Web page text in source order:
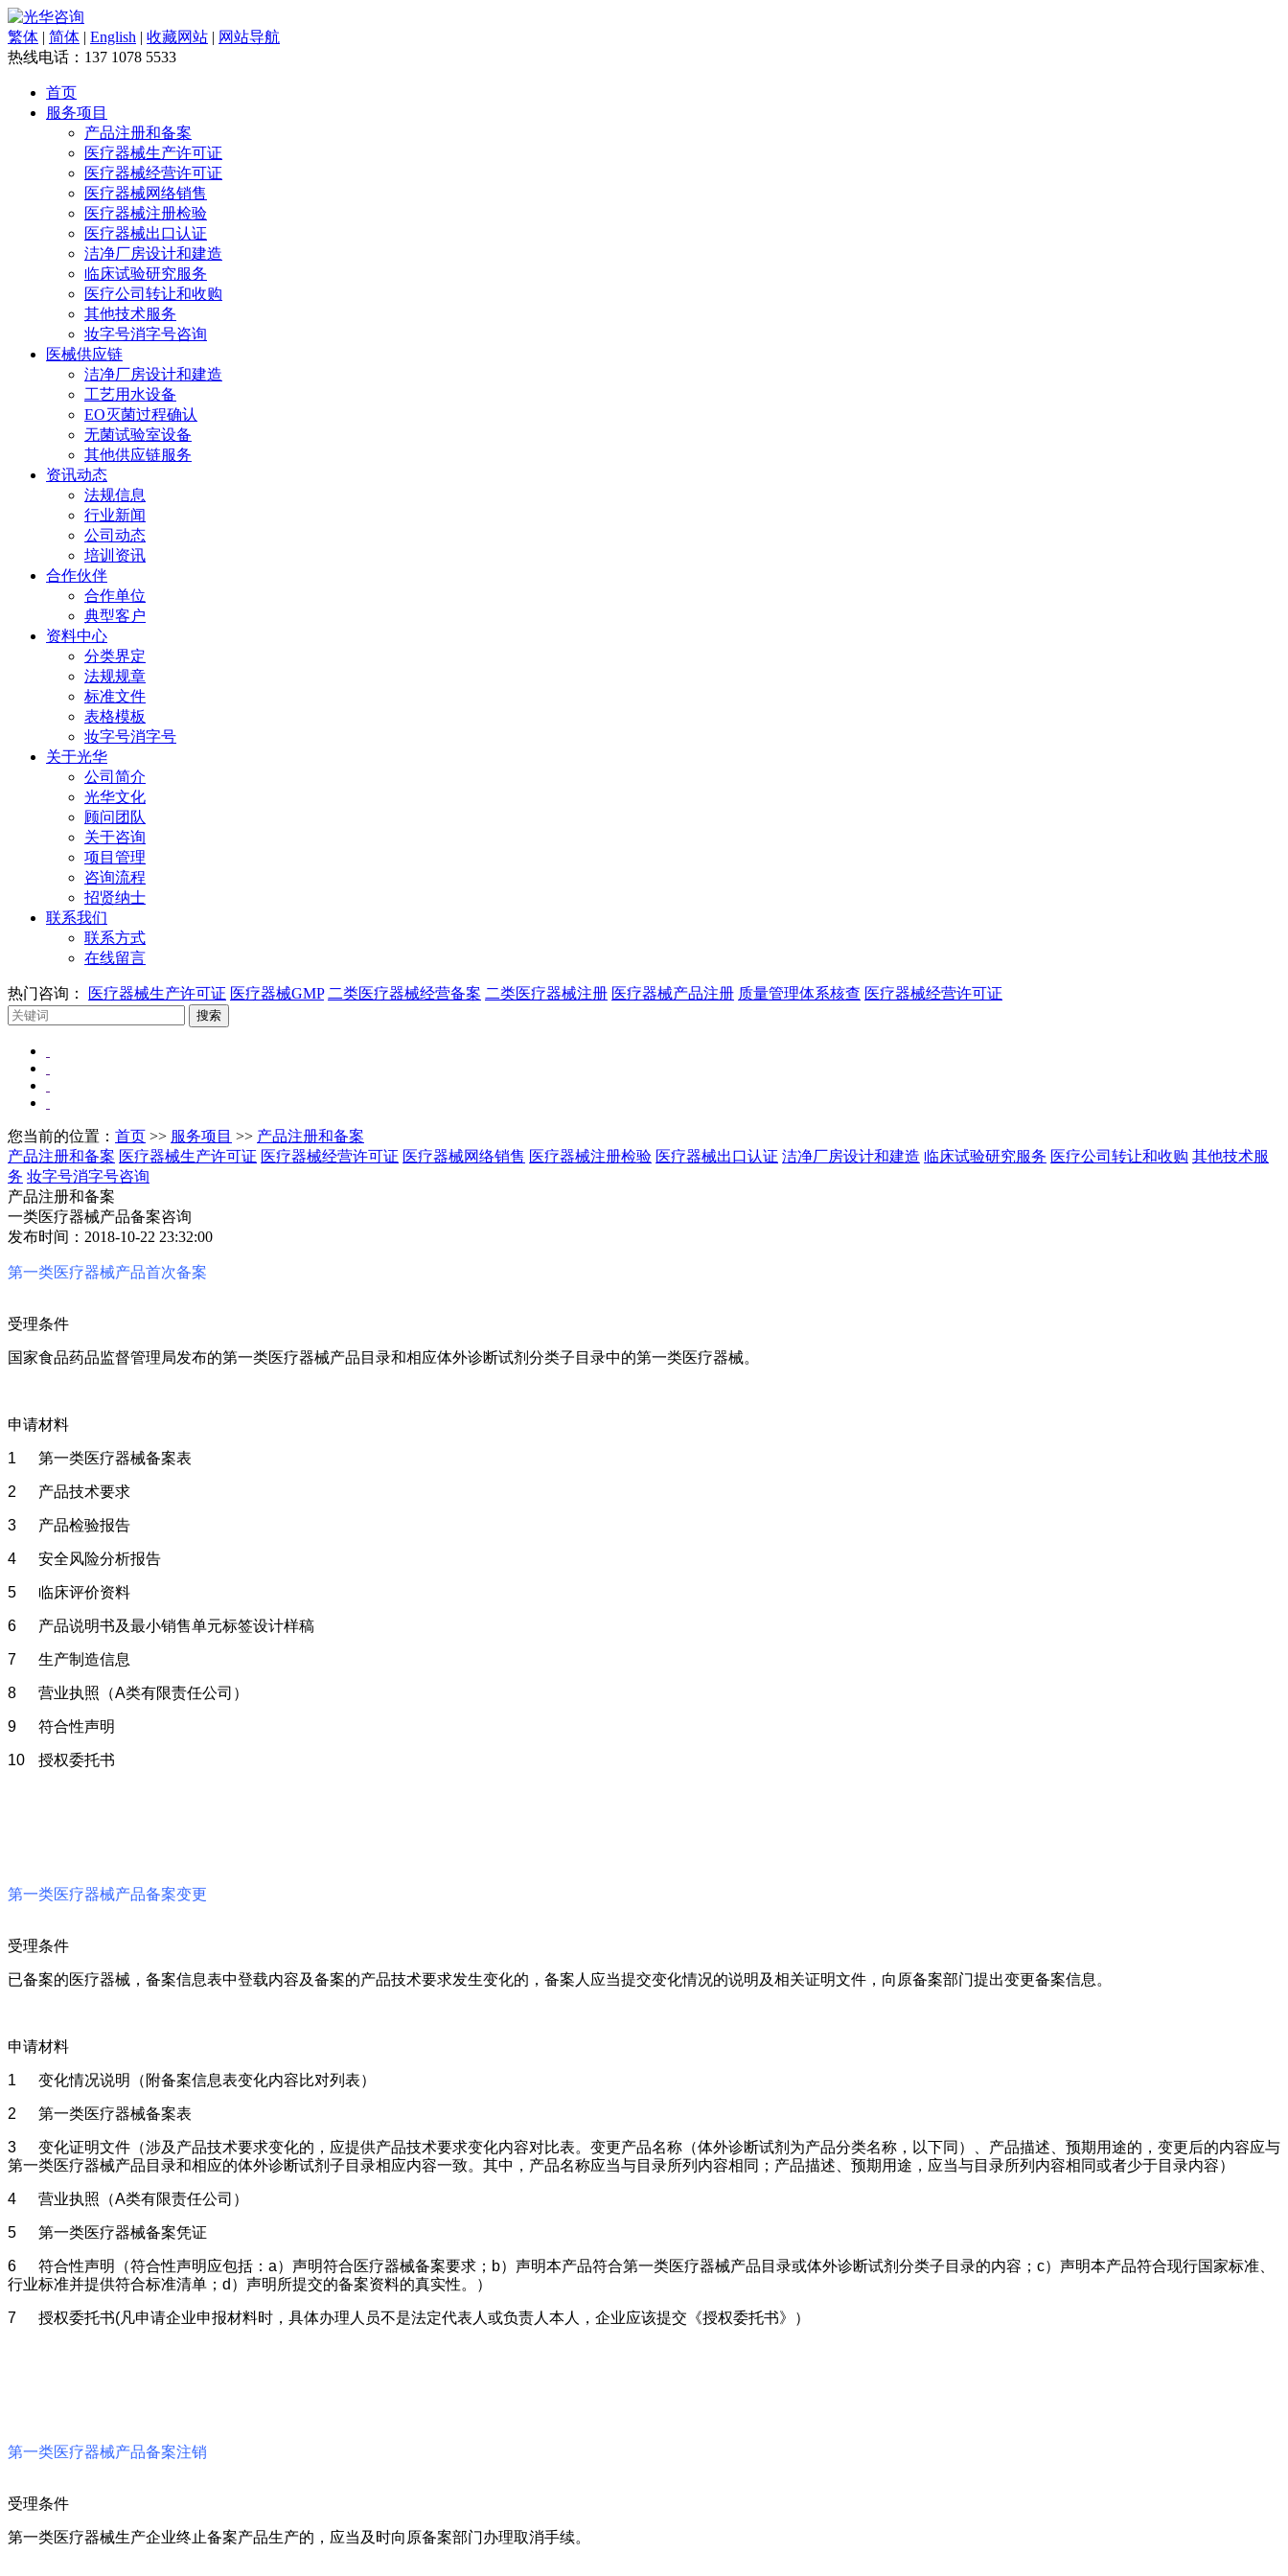
繁体 | 简体 | English | 收藏网站 | 网站导航
热线电话： 137 1078 5533
首页
服务项目
产品注册和备案
医疗器械生产许可证
医疗器械经营许可证
医疗器械网络销售
医疗器械注册检验
医疗器械出口认证
洁净厂房设计和建造
临床试验研究服务
医疗公司转让和收购
其他技术服务
妆字号消字号咨询
医械供应链
洁净厂房设计和建造
工艺用水设备
EO灭菌过程确认
无菌试验室设备
其他供应链服务
资讯动态
法规信息
行业新闻
公司动态
培训资讯
合作伙伴
合作单位
典型客户
资料中心
分类界定
法规规章
标准文件
表格模板
妆字号消字号
关于光华
公司简介
光华文化
顾问团队
关于咨询
项目管理
咨询流程
招贤纳士
联系我们
联系方式
在线留言
热门咨询： 医疗器械生产许可证 医疗器械GMP 二类医疗器械经营备案 二类医疗器械注册 医疗器械产品注册 质量管理体系核查 医疗器械经营许可证
您当前的位置： 首页 >> 服务项目 >> 产品注册和备案
产品注册和备案 医疗器械生产许可证 医疗器械经营许可证 医疗器械网络销售 医疗器械注册检验 医疗器械出口认证 洁净厂房设计和建造 临床试验研究服务 医疗公司转让和收购 其他技术服
务 妆字号消字号咨询
产品注册和备案
一类医疗器械产品备案咨询
发布时间：2018-10-22 23:32:00
第一类医疗器械产品首次备案
受理条件
国家食品药品监督管理局发布的第一类医疗器械产品目录和相应体外诊断试剂分类子目录中的第一类医疗器械。
申请材料
1 第一类医疗器械备案表
2 产品技术要求
3 产品检验报告
4 安全风险分析报告
5 临床评价资料
6 产品说明书及最小销售单元标签设计样稿
7 生产制造信息
8 营业执照（A类有限责任公司）
9 符合性声明
10 授权委托书
第一类医疗器械产品备案变更
受理条件
已备案的医疗器械，备案信息表中登载内容及备案的产品技术要求发生变化的，备案人应当提交变化情况的说明及相关证明文件，向原备案部门提出变更备案信息。
申请材料
1 变化情况说明（附备案信息表变化内容比对列表）
2 第一类医疗器械备案表
3
变化证明文件（涉及产品技术要求变化的，应提供产品技术要求变化内容对比表。变更产品名称（体外诊断试剂为产品分类名称，以下同）、产品描述、预期用途的，变更后的内容应与
第一类医疗器械产品目录和相应的体外诊断试剂子目录相应内容一致。其中，产品名称应当与目录所列内容相同；产品描述、预期用途，应当与目录所列内容相同或者少于目录内容）
4 营业执照（A类有限责任公司）
5 第一类医疗器械备案凭证
6
符合性声明（符合性声明应包括：a）声明符合医疗器械备案要求；b）声明本产品符合第一类医疗器械产品目录或体外诊断试剂分类子目录的内容；c）声明本产品符合现行国家标准、
行业标准并提供符合标准清单；d）声明所提交的备案资料的真实性。）
7 授权委托书(凡申请企业申报材料时，具体办理人员不是法定代表人或负责人本人，企业应该提交《授权委托书》）
第一类医疗器械产品备案注销
受理条件
第一类医疗器械生产企业终止备案产品生产的，应当及时向原备案部门办理取消手续。